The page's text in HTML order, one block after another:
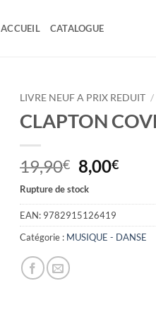
ACCUEIL CATALOGUE
LIVRE NEUF A PRIX REDUIT /
CLAPTON
19,90€ Le
prix
initial
était :
19,90€.
8,00€Le
Rupture de stock
EAN: 9782915126419
Catégorie : MUSIQUE - DANSE